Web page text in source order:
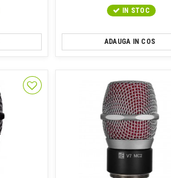
IN STOC
ADAUGA IN COS